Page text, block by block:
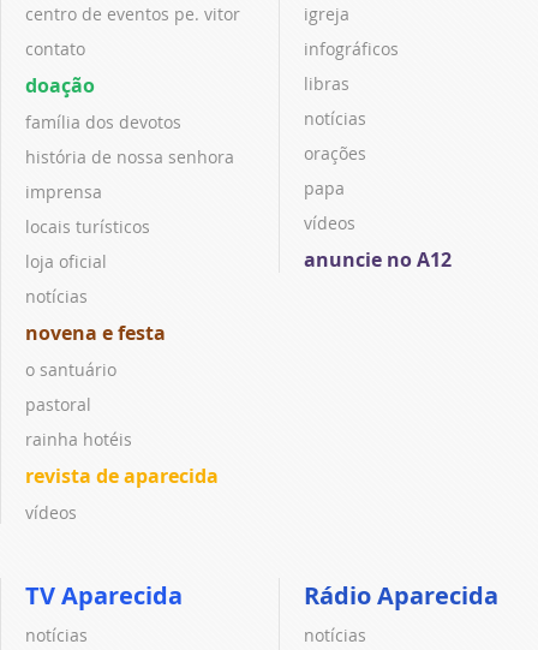
centro de eventos pe. vitor
contato
doação
família dos devotos
história de nossa senhora
imprensa
locais turísticos
loja oficial
notícias
novena e festa
o santuário
pastoral
rainha hotéis
revista de aparecida
vídeos
igreja
infográficos
libras
notícias
orações
papa
vídeos
anuncie no A12
TV Aparecida
notícias
Rádio Aparecida
notícias